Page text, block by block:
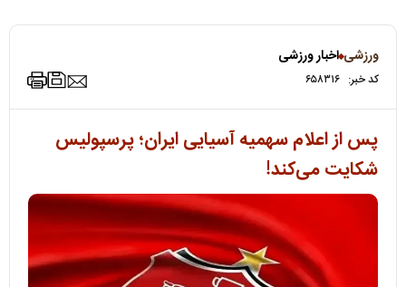
ورزشی اخبار ورزشی
کد خبر: ۶۵۸۳۱۶
پس از اعلام سهمیه آسیایی ایران؛ پرسپولیس
شکایت می‌کند!